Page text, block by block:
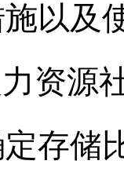
以及
资源
存储